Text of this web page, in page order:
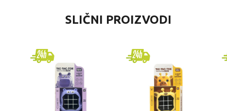
Edukativne igračke za decu
SLIČNI PROIZVODI